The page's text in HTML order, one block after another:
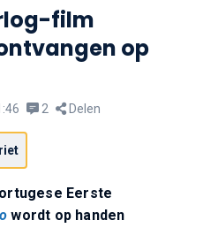
film
op
2 Delen
Eerste
wordt op handen